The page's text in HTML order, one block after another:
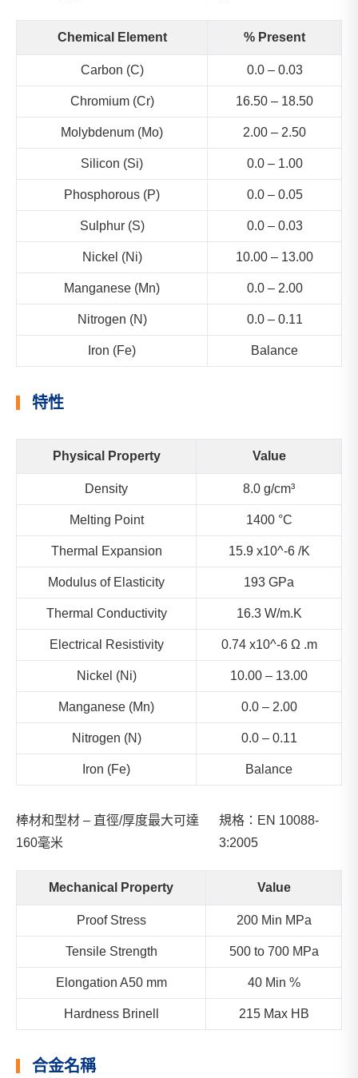
Chemical Element % Present
Carbon (C) 0.0 – 0.03
Chromium (Cr) 16.50 – 18.50
Molybdenum (Mo) 2.00 – 2.50
Silicon (Si) 0.0 – 1.00
Phosphorous (P) 0.0 – 0.05
Sulphur (S) 0.0 – 0.03
Nickel (Ni) 10.00 – 13.00
Manganese (Mn) 0.0 – 2.00
Nitrogen (N) 0.0 – 0.11
Iron (Fe) Balance
特性
Physical Property Value
Density 8.0 g/cm³
Melting Point 1400 °C
Thermal Expansion 15.9 x10^-6 /K
Modulus of Elasticity 193 GPa
Thermal Conductivity 16.3 W/m.K
Electrical Resistivity 0.74 x10^-6 Ω .m
Nickel (Ni) 10.00 – 13.00
Manganese (Mn) 0.0 – 2.00
Nitrogen (N) 0.0 – 0.11
Iron (Fe) Balance
棒材和型材 – 直徑/厚度最大可達
160毫米
規格：EN 10088-
3:2005
Mechanical Property Value
Proof Stress 200 Min MPa
Tensile Strength 500 to 700 MPa
Elongation A50 mm 40 Min %
Hardness Brinell 215 Max HB
合金名稱